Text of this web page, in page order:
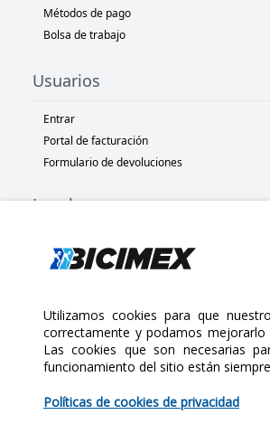
$80.00
Métodos de pago
Bolsa de trabajo
Usuarios
Entrar
Portal de facturación
Formulario de devoluciones
Legal
Políticas de privacidad
Políticas de devolución
Copyright 2025 Bicimex®. All rights reserved.
Agosto 8, 2026
Utilizamos cookies para que
correctamente y podamos mejorarlo
Las cookies que son necesarias
funcionamiento del sitio están
Políticas de cookies de privacidad